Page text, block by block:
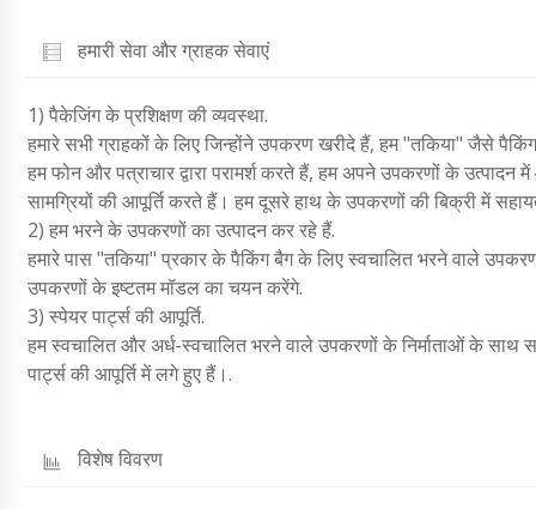
हमारी सेवा और ग्राहक सेवाएं
1) पैकेजिंग के प्रशिक्षण की व्यवस्था.
हमारे सभी ग्राहकों के लिए जिन्होंने उपकरण खरीदे हैं, हम "तकिया" जैसे
हम फोन और पत्राचार द्वारा परामर्श करते हैं, हम अपने उपकरणों के
सामग्रियों की आपूर्ति करते हैं। हम दूसरे हाथ के उपकरणों की बिक्री में
2) हम भरने के उपकरणों का उत्पादन कर रहे हैं.
हमारे पास "तकिया" प्रकार के पैकिंग बैग के लिए स्वचालित भरने वाले
उपकरणों के इष्टतम मॉडल का चयन करेंगे.
3) स्पेयर पार्ट्स की आपूर्ति.
हम स्वचालित और अर्ध-स्वचालित भरने वाले उपकरणों के निर्माताओं के
पार्ट्स की आपूर्ति में लगे हुए हैं।.
विशेष विवरण